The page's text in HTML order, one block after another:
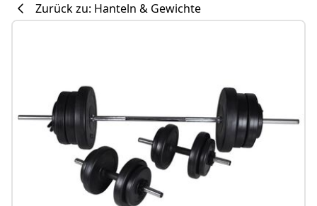
#sharemevidaxl
Zurück zu: Hanteln & Gewichte